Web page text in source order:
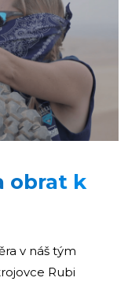
obrat k
v náš tým
Rubi